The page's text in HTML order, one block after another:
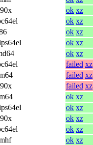
ok xz
ok xz
ok xz
ok xz
ok xz
failed xz
failed xz
failed xz
ok xz
ok xz
ok xz
ok xz
ok xz